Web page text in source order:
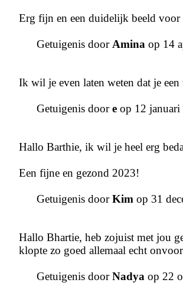
Erg fijn en een duidelijk beeld
Getuigenis doorAmina op 14
Ik wil je even laten weten dat je
Getuigenis doore op 12 januari
Hallo Barthie, ik wil je heel erg
Een fijne en gezond 2023!
Getuigenis doorKim op 31
Hallo Bhartie, heb zojuist met jou
klopte zo goed allemaal echt
Getuigenis doorNadya op 22